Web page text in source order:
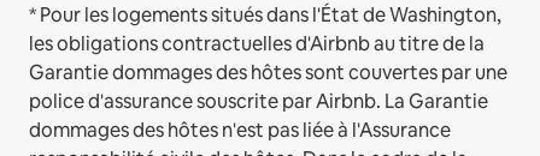
* Pour les logements situés dans l'État de Washington,
les obligations contractuelles d'Airbnb au titre de la
Garantie dommages des hôtes sont couvertes par une
police d'assurance souscrite par Airbnb. La Garantie
dommages des hôtes n'est pas liée à l'Assurance